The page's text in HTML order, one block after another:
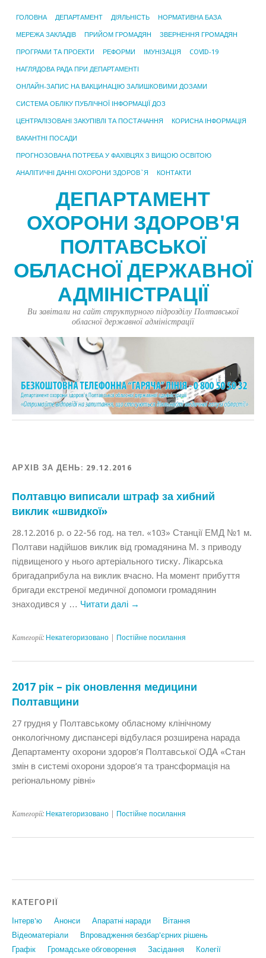
ГОЛОВНА ДЕПАРТАМЕНТ ДІЯЛЬНІСТЬ НОРМАТИВНА БАЗА
МЕРЕЖА ЗАКЛАДІВ ПРИЙОМ ГРОМАДЯН ЗВЕРНЕННЯ ГРОМАДЯН
ПРОГРАМИ ТА ПРОЕКТИ РЕФОРМИ ІМУНІЗАЦІЯ COVID-19
НАГЛЯДОВА РАДА ПРИ ДЕПАРТАМЕНТІ
ОНЛАЙН-ЗАПИС НА ВАКЦИНАЦІЮ ЗАЛИШКОВИМИ ДОЗАМИ
СИСТЕМА ОБЛІКУ ПУБЛІЧНОЇ ІНФОРМАЦІЇ ДОЗ
ЦЕНТРАЛІЗОВАНІ ЗАКУПІВЛІ ТА ПОСТАЧАННЯ КОРИСНА ІНФОРМАЦІЯ
ВАКАНТНІ ПОСАДИ
ПРОГНОЗОВАНА ПОТРЕБА У ФАХІВЦЯХ З ВИЩОЮ ОСВІТОЮ
АНАЛІТИЧНІ ДАННІ ОХОРОНИ ЗДОРОВ`Я КОНТАКТИ
ДЕПАРТАМЕНТ
ОХОРОНИ ЗДОРОВ'Я
ПОЛТАВСЬКОЇ
ОБЛАСНОЇ ДЕРЖАВНОЇ
АДМІНІСТРАЦІЇ
Ви завітали на сайт структурного підрозділу Полтавської
обласної державної адміністрації
АРХІВ ЗА ДЕНЬ: 29.12.2016
Полтавцю виписали штраф за хибний
виклик «швидкої»
28.12.2016 р. о 22-56 год. на тел. «103» Станції ЕМД №1 м.
Полтави надійшов виклик від громадянина М. з приводу
підвищеного у нього артеріального тиску. Лікарська
бригадаприбула на виклик вчасно. На момент прибуття
бригади екстреної медичної допомоги громадянин
знаходився у … Читати далі →
Категорії: Некатегоризовано Постійне посилання
2017 рік – рік оновлення медицини
Полтавщини
27 грудня у Полтавському обласному клінічному
онкологічному диспансері відбулася розширена нарада
Департаменту охорони здоров’я Полтавської ОДА «Стан
змін в системі охорони здоров’я та трансформація на
регіональному рівні»
Категорії: Некатегоризовано Постійне посилання
КАТЕГОРІЇ
Інтерв'ю Анонси Апаратні наради
Вiтання
Відеоматеріали
Впровадження безбар'єрних рішень
Графiк
Громадське обговорення Засідання
Колегії